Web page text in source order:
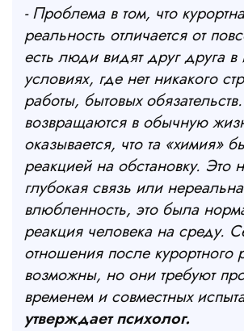
- Проблема в том, что
реальность отличается от
есть люди видят друг друга
условиях, где нет никакого
работы, бытовых
возвращаются в обычную
оказывается, что та «химия»
реакцией на обстановку. Это
глубокая связь или
влюбленность, это была
реакция человека на среду.
отношения после курортного
возможны, но они требуют
временем и совместных
утверждает психолог.